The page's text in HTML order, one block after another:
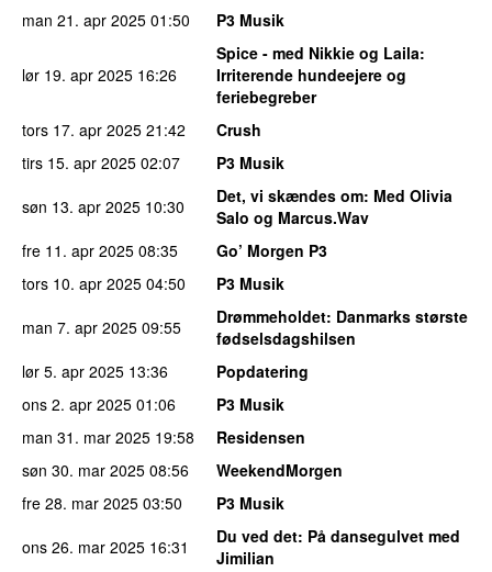
man 21. apr 2025 01:50 P3 Musik
lør 19. apr 2025 16:26
Spice - med Nikkie og Laila:
Irriterende hundeejere og
feriebegreber
tors 17. apr 2025 21:42
Crush
tirs 15. apr 2025 02:07
P3 Musik
søn 13. apr 2025 10:30 Det, vi skændes om: Med Olivia
Salo og Marcus.Wav
fre 11. apr 2025 08:35
Go’ Morgen P3
tors 10. apr 2025 04:50
P3 Musik
man 7. apr 2025 09:55 Drømmeholdet: Danmarks største
fødselsdagshilsen
lør 5. apr 2025 13:36
Popdatering
ons 2. apr 2025 01:06
P3 Musik
man 31. mar 2025 19:58
Residensen
søn 30. mar 2025 08:56
WeekendMorgen
fre 28. mar 2025 03:50
P3 Musik
ons 26. mar 2025 16:31 Du ved det: På dansegulvet med
Jimilian